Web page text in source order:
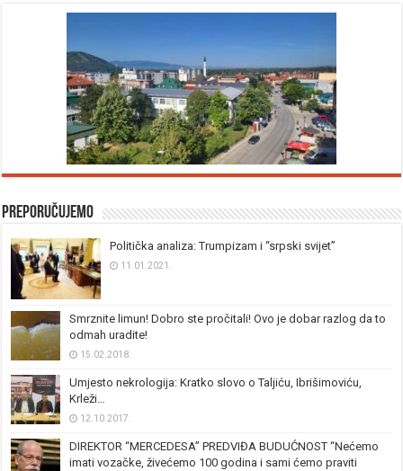
Preporučujemo
Politička analiza: Trumpizam i “srpski svijet”
11.01.2021.
Smrznite limun! Dobro ste pročitali! Ovo je dobar razlog da to
odmah uradite!
15.02.2018.
Umjesto nekrologija: Kratko slovo o Taljiću, Ibrišimoviću,
Krleži…
12.10.2017.
DIREKTOR “MERCEDESA” PREDVIĐA BUDUĆNOST “Nećemo
imati vozačke, živećemo 100 godina i sami ćemo praviti